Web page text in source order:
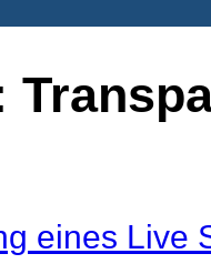
eines Live